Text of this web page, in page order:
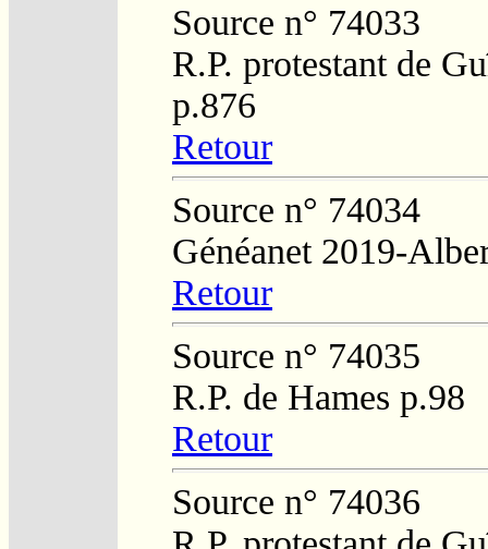
Source n° 74033
R.P. protestant de
p.876
Retour
Source n° 74034
Généanet 2019-
Retour
Source n° 74035
R.P. de Hames p.98
Retour
Source n° 74036